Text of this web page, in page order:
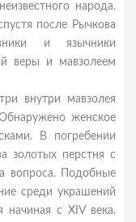
народа.
после Рычкова
и язычники
веры и мавзолеем
внутри мавзолея
женское
В погребении
золотых перстня с
вопроса. Подобные
среди украшений
начиная с XIV века.